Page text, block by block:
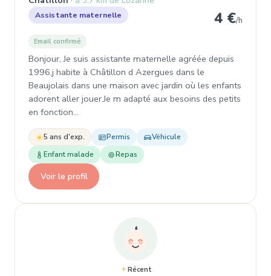
Assistante maternelle 4 €/h
Email confirmé
Bonjour, Je suis assistante maternelle agréée depuis
1996,j habite à Châtillon d Azergues dans le
Beaujolais dans une maison avec jardin où les enfants
adorent aller jouer.Je m adapté aux besoins des petits
en fonction…
5 ans d'exp. Permis
Véhicule
Enfant malade
Repas
Voir le profil
Récent